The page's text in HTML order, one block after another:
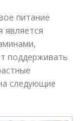
питание
является
поддерживать
следующие